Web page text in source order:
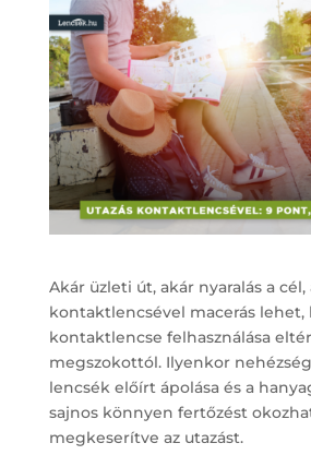
Akár üzleti út, akár nyaralás a cél,
kontaktlencsével macerás lehet,
kontaktlencse felhasználása
megszokottól. Ilyenkor
lencsék előírt ápolása és a
sajnos könnyen fertőzést
megkeserítve az utazást.